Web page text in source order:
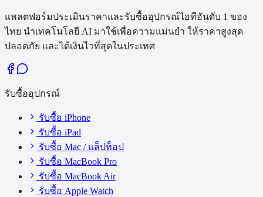
แพลตฟอร์มประเมินราคาและรับซื้ออุปกรณ์ไอทีอันดับ 1 ของ
ไทย นำเทคโนโลยี AI มาใช้เพื่อความแม่นยำ ให้ราคาสูงสุด
ปลอดภัย และได้เงินไวที่สุดในประเทศ
รับซื้ออุปกรณ์
รับซื้อ iPhone
รับซื้อ iPad
รับซื้อ Mac / แล็ปท็อป
รับซื้อ MacBook Pro
รับซื้อ MacBook Air
รับซื้อ Apple Watch